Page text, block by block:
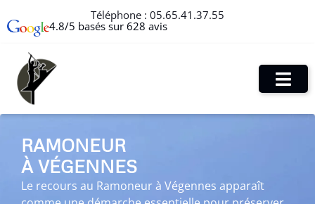
Téléphone : 05.65.41.37.55
4.8/5 basés sur 628 avis
RAMONEUR
À VÉGENNES
Le recours au Ramoneur à Végennes apparaît